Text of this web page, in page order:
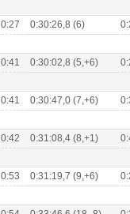
0:27 0:30:26,8 (6)
0:41 0:30:02,8 (5,+6)
0:41 0:30:47,0 (7,+6)
0:42 0:31:08,4 (8,+1)
0:53 0:31:19,7 (9,+6)